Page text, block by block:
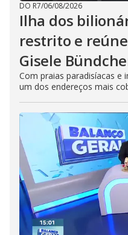
DO R7/06/08/2026
Ilha dos
restrito e
Gisele
Com praias paradisíacas e
um dos endereços mais